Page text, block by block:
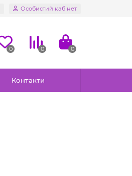
Особистий кабінет
0 0 0
Контакти